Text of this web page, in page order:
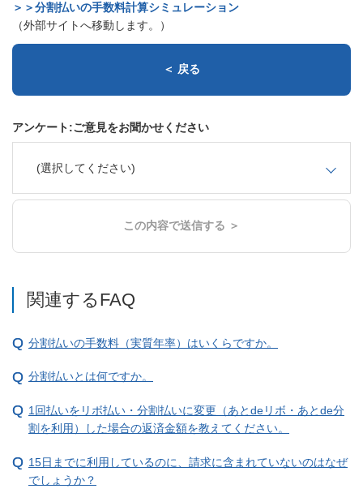
＞＞分割払いの手数料計算シミュレーション
（外部サイトへ移動します。）
＜ 戻る
アンケート:ご意見をお聞かせください
(選択してください)
この内容で送信する ＞
関連するFAQ
分割払いの手数料（実質年率）はいくらですか。
分割払いとは何ですか。
1回払いをリボ払い・分割払いに変更（あとdeリボ・あとde分
割を利用）した場合の返済金額を教えてください。
15日までに利用しているのに、請求に含まれていないのはなぜ
でしょうか？